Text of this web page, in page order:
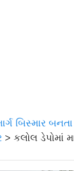
બિસ્માર બનતા
> કલોલ ડેપોમાં